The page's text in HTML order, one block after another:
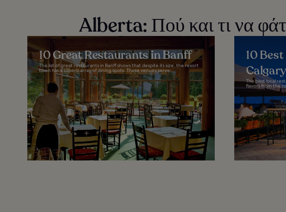
Alberta: Πού και τι να
10 Great Restaurants in Banff
This list of great restaurants in Banff shows that despite its size, the resort
town has a superb array of dining spots. These venues serve...
10
Calgary
The best local
flavors from the